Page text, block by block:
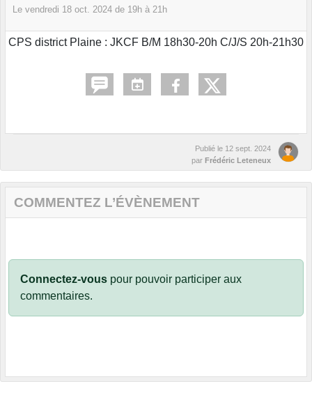
Le vendredi 18 oct. 2024 de 19h à 21h
CPS district Plaine : JKCF B/M 18h30-20h C/J/S 20h-21h30
Publié le 12 sept. 2024
par Frédéric Leteneux
COMMENTEZ L’ÉVÈNEMENT
Connectez-vous pour pouvoir participer aux
commentaires.